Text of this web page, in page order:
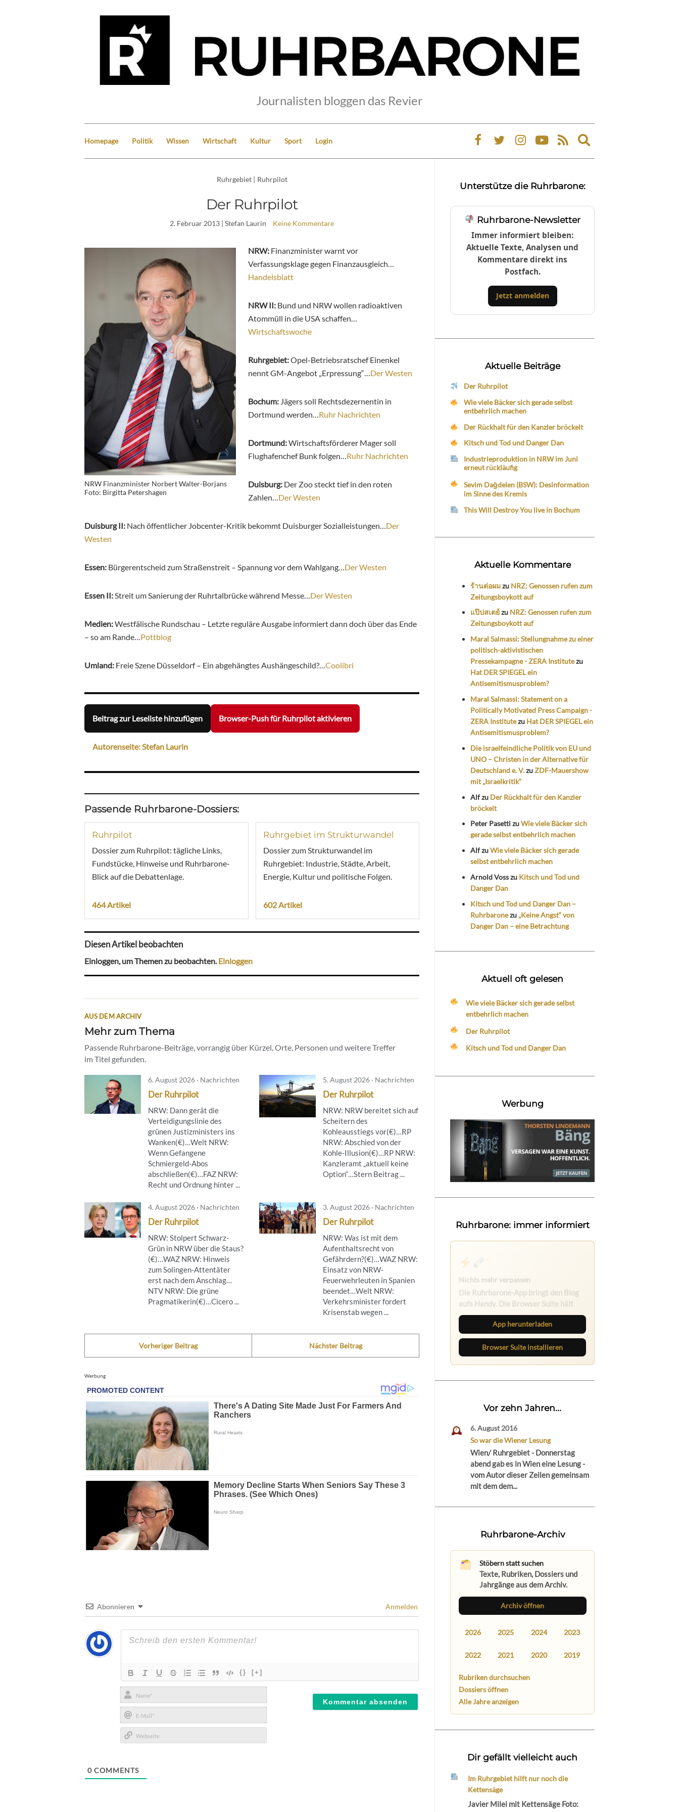
Journalisten bloggen das Revier
Homepage Politik Wissen Wirtschaft Kultur Sport Login
Expand
search
Ruhrgebiet | Ruhrpilot
Der Ruhrpilot
2. Februar 2013 | Stefan Laurin Keine Kommentare
NRW Finanzminister Norbert Walter-Borjans
Foto: Birgitta Petershagen
NRW: Finanzminister warnt vor
Verfassungsklage gegen Finanzausgleich…
Handelsblatt
NRW II: Bund und NRW wollen radioaktiven
Atommüll in die USA schaffen…
Wirtschaftswoche
Ruhrgebiet:Opel-Betriebsratschef Einenkel
nennt GM-Angebot „Erpressung“… Der Westen
Bochum: Jägers soll Rechtsdezernentin in
Dortmund werden… Ruhr Nachrichten
Dortmund:Wirtschaftsförderer Mager soll
Flughafenchef Bunk folgen… Ruhr Nachrichten
Duisburg: Der Zoo steckt tief in den roten
Zahlen… Der Westen
Duisburg II: Nach öffentlicher Jobcenter-Kritik bekommt Duisburger Sozialleistungen… Der
Westen
Essen: Bürgerentscheid zum Straßenstreit – Spannung vor dem Wahlgang… Der Westen
Essen II: Streit um Sanierung der Ruhrtalbrücke während Messe… Der Westen
Medien:Westfälische Rundschau – Letzte reguläre Ausgabe informiert dann doch über das Ende
– so am Rande… Pottblog
Umland: Freie Szene Düsseldorf – Ein abgehängtes Aushängeschild?… Coolibri
Beitrag zur Leseliste hinzufügen Browser-Push für Ruhrpilot aktivieren
Autorenseite: Stefan Laurin
Passende Ruhrbarone-Dossiers:
Ruhrpilot
Dossier zum Ruhrpilot: tägliche Links,
Fundstücke, Hinweise und Ruhrbarone-
Blick auf die Debattenlage.
464 Artikel
Ruhrgebiet im Strukturwandel
Dossier zum Strukturwandel im
Ruhrgebiet: Industrie, Städte, Arbeit,
Energie, Kultur und politische Folgen.
602 Artikel
Diesen Artikel beobachten
Einloggen, um Themen zu beobachten.Einloggen
AUS DEM ARCHIV
Mehr zum Thema
Passende Ruhrbarone-Beiträge, vorrangig über Kürzel, Orte, Personen und weitere Treffer
im Titel gefunden.
6. August 2026 · Nachrichten
Der Ruhrpilot
NRW: Dann gerät die
Verteidigungslinie des
grünen Justizministers ins
Wanken(€)…Welt NRW:
Wenn Gefangene
Schmiergeld-Abos
abschließen(€)…FAZ NRW:
Recht und Ordnung hinter ...
5. August 2026 · Nachrichten
Der Ruhrpilot
NRW: NRW bereitet sich auf
Scheitern des
Kohleausstiegs vor(€)…RP
NRW: Abschied von der
Kohle-Illusion(€)…RP NRW:
Kanzleramt „aktuell keine
Option“…Stern Beitrag ...
4. August 2026 · Nachrichten
Der Ruhrpilot
NRW: Stolpert Schwarz-
Grün in NRW über die Staus?
(€)…WAZ NRW: Hinweis
zum Solingen-Attentäter
erst nach dem Anschlag…
NTV NRW: Die grüne
Pragmatikerin(€)…Cicero ...
3. August 2026 · Nachrichten
Der Ruhrpilot
NRW: Was ist mit dem
Aufenthaltsrecht von
Gefährdern?(€)…WAZ NRW:
Einsatz von NRW-
Feuerwehrleuten in Spanien
beendet…Welt NRW:
Verkehrsminister fordert
Krisenstab wegen ...
Vorheriger Beitrag Nächster Beitrag
Werbung
Abonnieren Anmelden
{} [+]
Name*
E-
Mail*
0 COMMENTS
Unterstütze die Ruhrbarone:
Ruhrbarone-Newsletter
Immer informiert bleiben:
Aktuelle Texte, Analysen und
Kommentare direkt ins
Postfach.
Jetzt anmelden
Aktuelle Beiträge
Der Ruhrpilot
Wie viele Bäcker sich gerade selbst
entbehrlich machen
Der Rückhalt für den Kanzler bröckelt
Kitsch und Tod und Danger Dan
Industrieproduktion in NRW im Juni
erneut rückläufig
Sevim Dağdelen (BSW): Desinformation
im Sinne des Kremls
This Will Destroy You live in Bochum
Aktuelle Kommentare
ร้านต่อผมzu NRZ: Genossen rufen zum
Zeitungsboykott auf
แป๊ปสเตย์zu NRZ: Genossen rufen zum
Zeitungsboykott auf
Maral Salmassi: Stellungnahme zu einer
politisch-aktivistischen
Pressekampagne - ZERA Institutezu
Hat DER SPIEGEL ein
Antisemitismusproblem?
Maral Salmassi: Statement on a
Politically Motivated Press Campaign -
ZERA Institutezu Hat DER SPIEGEL ein
Antisemitismusproblem?
Die israelfeindliche Politik von EU und
UNO – Christen in der Alternative für
Deutschland e. V.zuZDF-Mauershow
mit „Israelkritik“
Alfzu Der Rückhalt für den Kanzler
bröckelt
Peter PasettizuWie viele Bäcker sich
gerade selbst entbehrlich machen
AlfzuWie viele Bäcker sich gerade
selbst entbehrlich machen
Arnold Vosszu Kitsch und Tod und
Danger Dan
Kitsch und Tod und Danger Dan –
Ruhrbaronezu „Keine Angst“ von
Danger Dan – eine Betrachtung
Aktuell oft gelesen
Wie viele Bäcker sich gerade selbst
entbehrlich machen
Der Ruhrpilot
Kitsch und Tod und Danger Dan
Werbung
Ruhrbarone: immer informiert
Nichts mehr verpassen
Die Ruhrbarone-App bringt den Blog
aufs Handy. Die Browser Suite hält
dich am Desktop auf dem Laufenden.
App herunterladen
Browser Suite installieren
Vor zehn Jahren...
6. August 2016
So war die Wiener Lesung
Wien/ Ruhrgebiet - Donnerstag
abend gab es in Wien eine Lesung -
vom Autor dieser Zeilen gemeinsam
mit dem dem...
Ruhrbarone-Archiv
Stöbern statt suchen
Texte, Rubriken, Dossiers und
Jahrgänge aus dem Archiv.
Archiv öffnen
2026 2025 2024 2023
2022 2021 2020 2019
Rubriken durchsuchen
Dossiers öffnen
Alle Jahre anzeigen
Dir gefällt vielleicht auch
Im Ruhrgebiet hilft nur noch die
Kettensäge
Javier Milei mit Kettensäge Foto: